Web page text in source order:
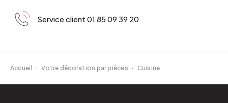
Service client 01 85 09 39 20
Accueil · Votre décoration par pièces · Cuisine